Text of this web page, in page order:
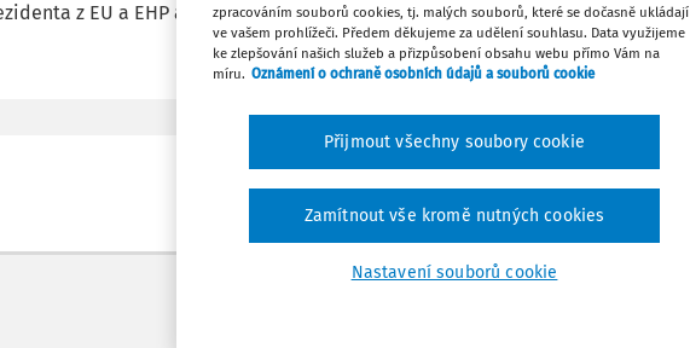
z EU a EHP a poté tedy využít § 35c odst. 5 ZDP?
Máte předplatné? Přihlaste se
Tisknout
zpracováním souborů cookies, tj. malých souborů, které se dočasně ukládají
ve vašem prohlížeči. Předem děkujeme za udělení souhlasu. Data využijeme
ke zlepšování našich služeb a přizpůsobení obsahu webu přímo Vám na
míru. Oznámení o ochraně osobních údajů a souborů cookie
Nastavení souborů cookie
Zamítnout vše kromě nutných cookies
Přijmout všechny soubory cookie